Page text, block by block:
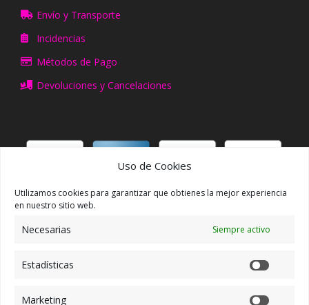
Uso de Cookies
Utilizamos cookies para garantizar que obtienes la mejor experiencia
en nuestro sitio web.
Necesarias Siempre activo
Estadísticas
Marketing
Envío y Transporte
Incidencias
Métodos de Pago
Devoluciones y Cancelaciones
ACCCESO/REGISTRO
Mi Cuenta